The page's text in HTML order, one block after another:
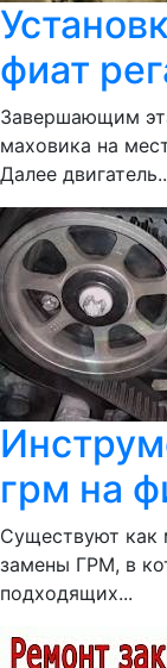
фиат
Завершающим
маховика на
Далее
грм на
Существуют как
замены ГРМ, в
подходящих...